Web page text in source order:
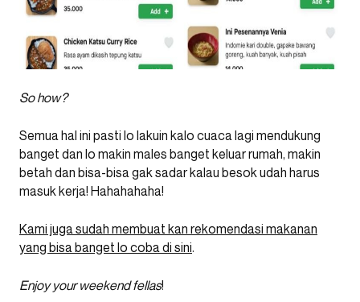
So how?
Semua hal ini pasti lo lakuin kalo cuaca lagi mendukung
banget dan lo makin males banget keluar rumah, makin
betah dan bisa-bisa gak sadar kalau besok udah harus
masuk kerja! Hahahahaha!
Kami juga sudah membuat kan rekomendasi makanan
yang bisa banget lo coba di sini.
Enjoy your weekend fellas!